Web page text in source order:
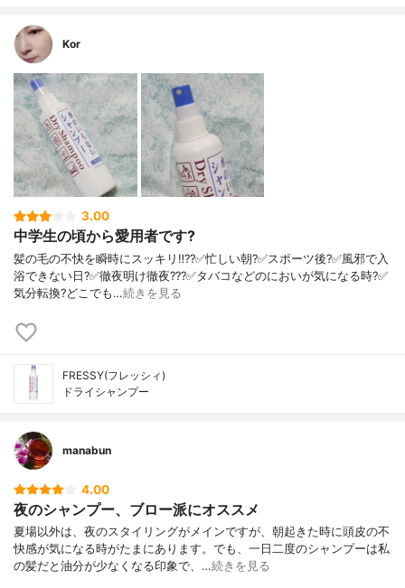
Kor
3.00
中学生の頃から愛用者です?
髪の毛の不快を瞬時にスッキリ‼️??✅忙しい朝?✅スポーツ後?✅風邪で入
浴できない日?✅徹夜明け徹夜???✅タバコなどのにおいが気になる時?✅
気分転換?どこでも…続きを見る
FRESSY(フレッシィ)
ドライシャンプー
manabun
4.00
夜のシャンプー、ブロー派にオススメ
夏場以外は、夜のスタイリングがメインですが、朝起きた時に頭皮の不
快感が気になる時がたまにあります。でも、一日二度のシャンプーは私
の髪だと油分が少なくなる印象で、…続きを見る